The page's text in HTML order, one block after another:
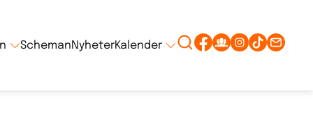
SchemanNyheterKalender